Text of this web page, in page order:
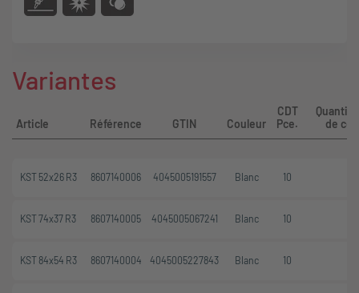
Variantes
Article Référence GTIN Couleur
CDT
Pce.
de
KST 52x26 R3 8607140006 4045005191557 Blanc 10
KST 74x37 R3 8607140005 4045005067241 Blanc 10
KST 84x54 R3 8607140004 4045005227843 Blanc 10